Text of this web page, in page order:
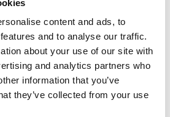
content and ads, to
and to analyse our traffic.
about your use of our site with
and analytics partners who
information that you’ve
they’ve collected from your use
masa a úklidu v masném
Nabídky práce v